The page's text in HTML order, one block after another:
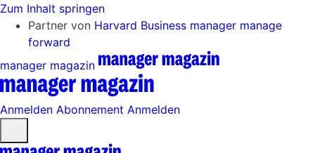
Zum Inhalt springen
Partner von Harvard Business manager manage
forward
manager magazin
Anmelden Abonnement Anmelden
öffnen